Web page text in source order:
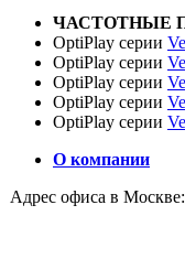
ЧАСТОТНЫЕ
OptiPlay серии
OptiPlay серии
OptiPlay серии
OptiPlay серии
OptiPlay серии
О компании
Адрес офиса в